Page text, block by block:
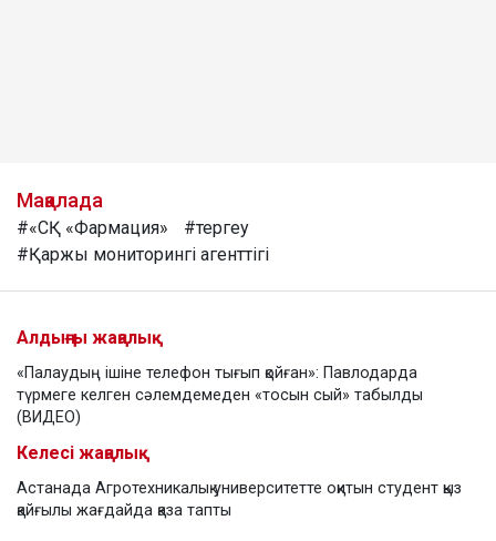
Мақалада
#«СҚ «Фармация»
#тергеу
#Қаржы мониторингі агенттігі
Алдыңғы жаңалық
«Палаудың ішіне телефон тығып қойған»: Павлодарда
түрмеге келген сәлемдемеден «тосын сый» табылды
(ВИДЕО)
Келесі жаңалық
Астанада Агротехникалық университетте оқитын студент қыз
қайғылы жағдайда қаза тапты